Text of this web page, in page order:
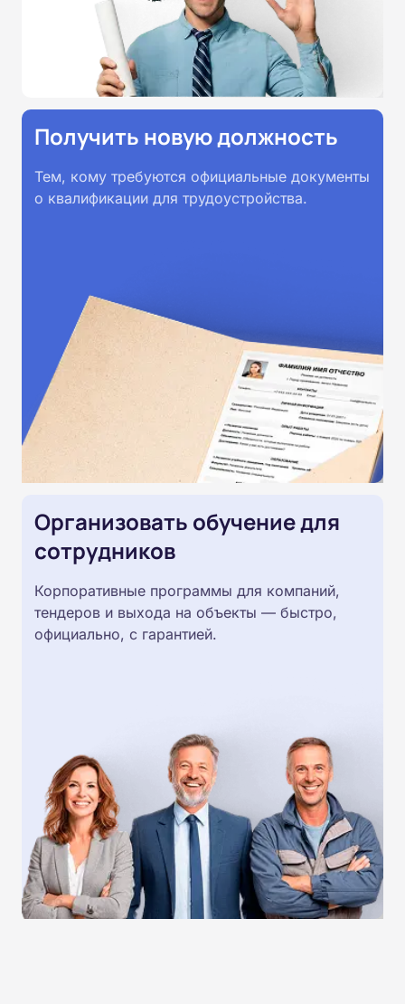
всей России.
Получить новую должность
Тем, кому требуются официальные документы
о квалификации для трудоустройства.
Организовать обучение для
сотрудников
Корпоративные программы для компаний,
тендеров и выхода на объекты — быстро,
официально, с гарантией.